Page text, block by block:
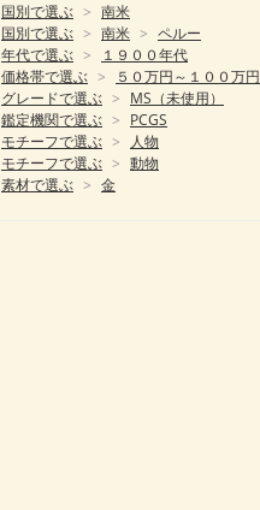
国別で選ぶ > 南米
国別で選ぶ > 南米 > ペルー
年代で選ぶ >
１９００年代
価格帯で選ぶ >
５０万円～１００万円
グレードで選ぶ > MS（未使用）
鑑定機関で選ぶ > PCGS
モチーフで選ぶ >
人物
モチーフで選ぶ > 動物
素材で選ぶ > 金